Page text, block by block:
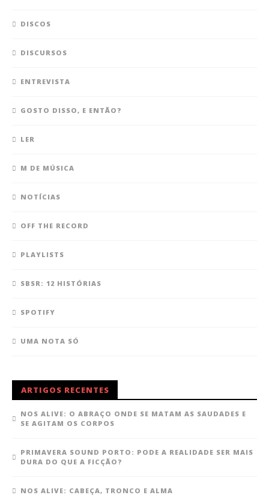
DISCOS
DISCURSOS
ENTREVISTA
GOSTO DISSO, E ENTÃO?
LER
M DE MÚSICA
NOTÍCIAS
OFF THE RECORD
PLAYLISTS
SBSR: 12 HISTÓRIAS
SPOTIFY
UMA NOTA SÓ
ARTIGOS RECENTES
NOS ALIVE: O ABRAÇO ONDE SE MATAM AS SAUDADES E
SE AGITAM OS CORPOS
PRIMAVERA SOUND PORTO: PODE A REALIDADE SER MAIS
DURA DO QUE A FICÇÃO?
NOS ALIVE: CABEÇA, TRONCO E ALMA